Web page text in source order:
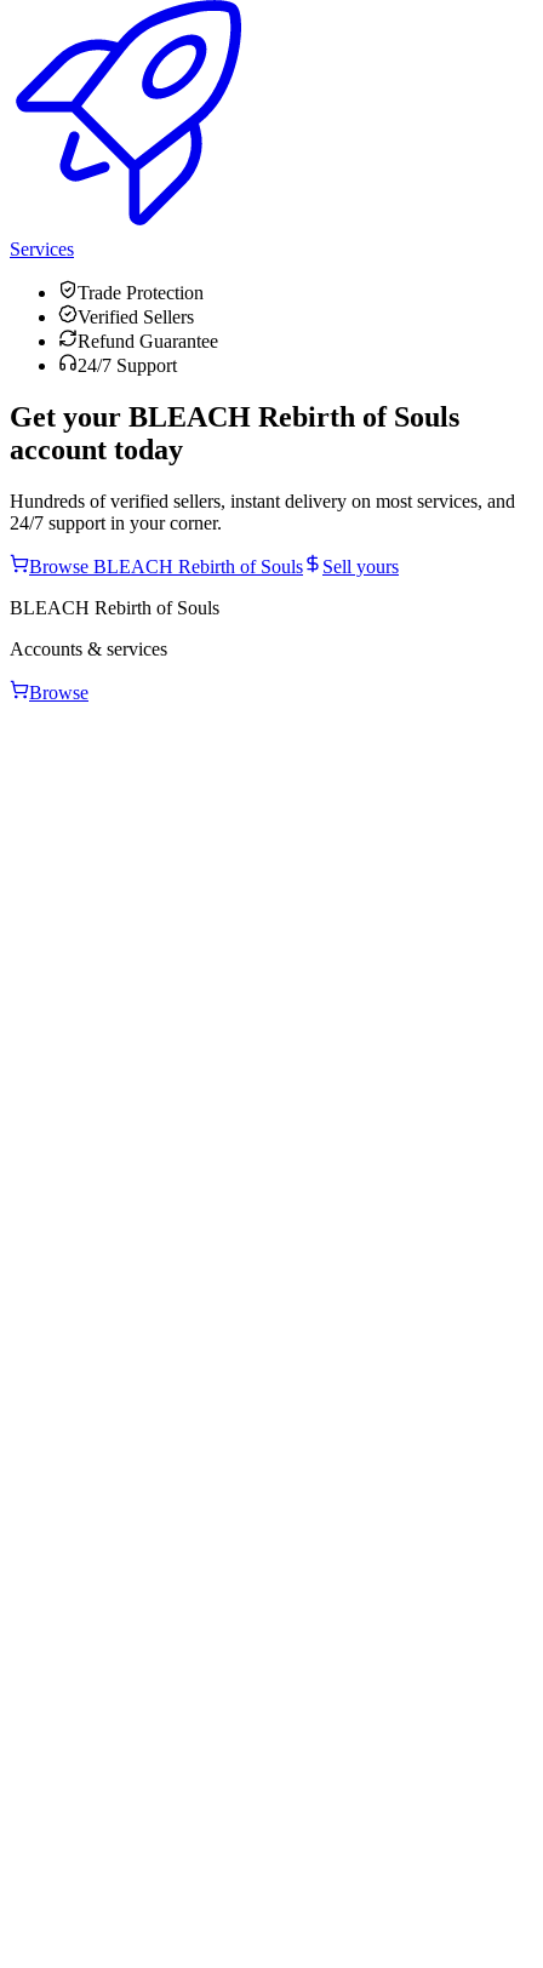
Services
Trade Protection
Verified Sellers
Refund Guarantee
24/7 Support
Get your BLEACH Rebirth of Souls
account today
Hundreds of verified sellers, instant delivery on most services, and
24/7 support in your corner.
Browse BLEACH Rebirth of Souls
Sell yours
BLEACH Rebirth of Souls
Accounts & services
Browse